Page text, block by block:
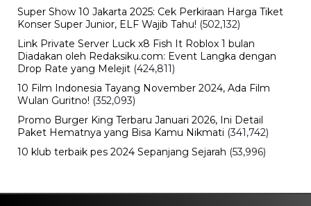
Super Show 10 Jakarta 2025: Cek Perkiraan Harga Tiket
Konser Super Junior, ELF Wajib Tahu! (502,132)
Link Private Server Luck x8 Fish It Roblox 1 bulan
Diadakan oleh Redaksiku.com: Event Langka dengan
Drop Rate yang Melejit (424,811)
10 Film Indonesia Tayang November 2024, Ada Film
Wulan Guritno! (352,093)
Promo Burger King Terbaru Januari 2026, Ini Detail
Paket Hematnya yang Bisa Kamu Nikmati (341,742)
10 klub terbaik pes 2024 Sepanjang Sejarah (53,996)